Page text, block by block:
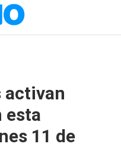
activan
esta
11 de